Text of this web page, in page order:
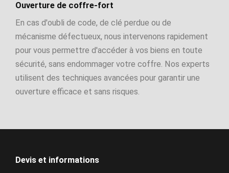
Ouverture de coffre-fort
En cas d'oubli de code, de clé perdue ou de
mécanisme défectueux, nous intervenons rapidement
pour vous permettre d'accéder à vos biens en toute
sécurité, sans endommager votre coffre. Nos experts
utilisent des techniques avancées pour garantir une
ouverture efficace et sans risques.
Devis et informations